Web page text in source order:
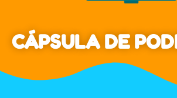
CÁPSULA DE